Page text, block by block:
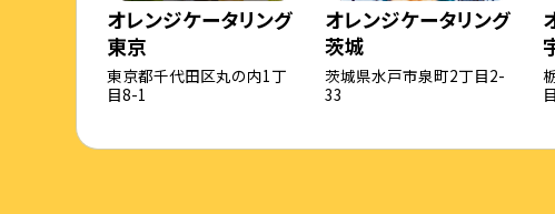
オレンジケータリング
東京
東京都千代田区丸の内1丁
目8-1
オレンジケータリング
茨城
茨城県水戸市泉町2丁目2-
33